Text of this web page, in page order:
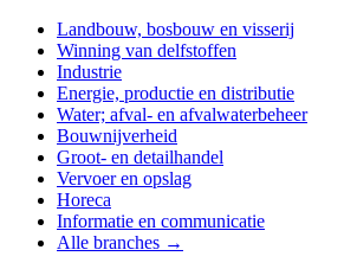
Landbouw, bosbouw en visserij
Winning van delfstoffen
Industrie
Energie, productie en distributie
Water; afval- en afvalwaterbeheer
Bouwnijverheid
Groot- en detailhandel
Vervoer en opslag
Horeca
Informatie en communicatie
Alle branches →